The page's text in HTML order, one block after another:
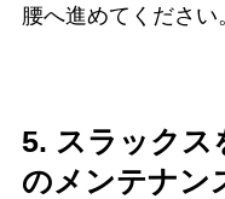
腰へ進めてください
5. スラックス
のメンテナン